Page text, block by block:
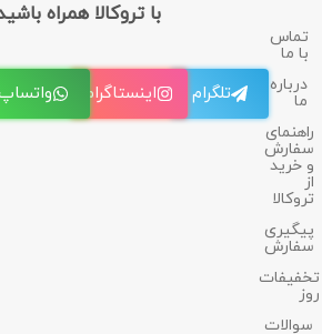
با تروکالا همراه
تماس
با ما
درباره
ما
راهنمای
سفارش
و خرید
از
تروکالا
پیگیری
سفارش
تخفیفات
روز
سوالات
تلگرام اینستاگرام